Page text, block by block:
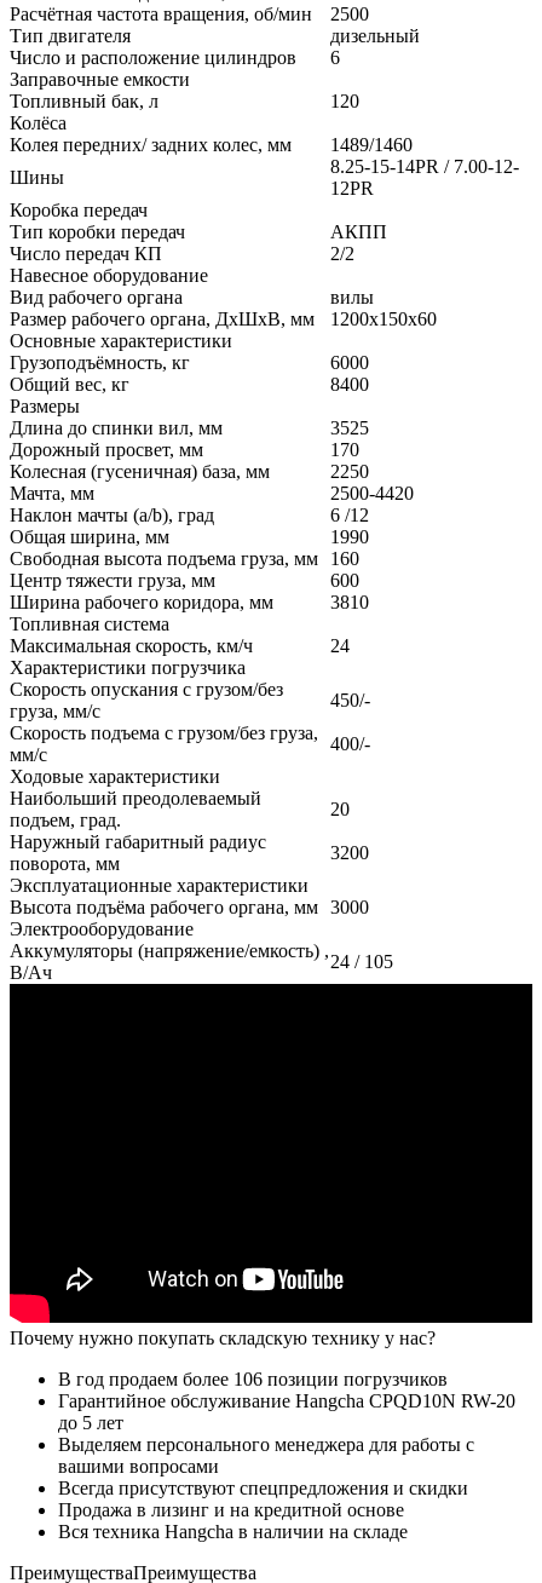
Расчётная частота вращения, об/мин
2500
Тип двигателя
дизельный
Число и расположение цилиндров
6
Заправочные емкости
Топливный бак, л
120
Колёса
Колея передних/ задних колес, мм
1489/1460
Шины
8.25-15-14PR / 7.00-12-
12PR
Коробка передач
Тип коробки передач
АКПП
Число передач КП
2/2
Навесное оборудование
Вид рабочего органа
вилы
Размер рабочего органа, ДхШхВ, мм
1200x150x60
Основные характеристики
Грузоподъёмность, кг
6000
Общий вес, кг
8400
Размеры
Длина до спинки вил, мм
3525
Дорожный просвет, мм
170
Колесная (гусеничная) база, мм
2250
Мачта, мм
2500-4420
Наклон мачты (a/b), град
6 /12
Общая ширина, мм
1990
Свободная высота подъема груза, мм
160
Центр тяжести груза, мм
600
Ширина рабочего коридора, мм
3810
Топливная система
Максимальная скорость, км/ч
24
Характеристики погрузчика
Скорость опускания с грузом/без
груза, мм/с
450/-
Скорость подъема с грузом/без груза,
мм/с
400/-
Ходовые характеристики
Наибольший преодолеваемый
подъем, град.
20
Наружный габаритный радиус
поворота, мм
3200
Эксплуатационные характеристики
Высота подъёма рабочего органа, мм 3000
Электрооборудование
Аккумуляторы (напряжение/емкость) ,
В/Ач
24 / 105
Почему нужно покупать складскую технику у нас?
В год продаем более 106 позиции погрузчиков
Гарантийное обслуживание Hangcha CPQD10N RW-20
до 5 лет
Выделяем персонального менеджера для работы с
вашими вопросами
Всегда присутствуют спецпредложения и скидки
Продажа в лизинг и на кредитной основе
Вся техника Hangcha в наличии на складе
ПреимуществаПреимущества